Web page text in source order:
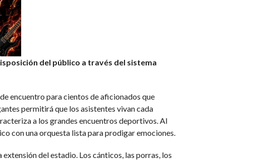
del público a través del sistema
encuentro para cientos de aficionados que
permitirá que los asistentes vivan cada
a los grandes encuentros deportivos. Al
con una orquesta lista para prodigar emociones.
del estadio. Los cánticos, las porras, los